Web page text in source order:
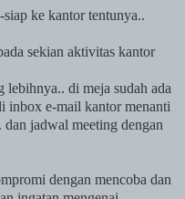
ke kantor tentunya..
sekian aktivitas kantor
lebihnya.. di meja sudah ada
inbox e-mail kantor menanti
dan jadwal meeting dengan
dengan mencoba dan